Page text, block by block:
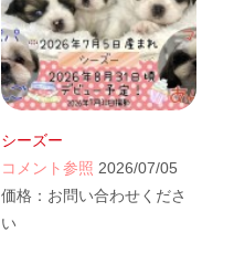
シーズー
コメント参照 2026/07/05
価格： お問い合わせくださ
い